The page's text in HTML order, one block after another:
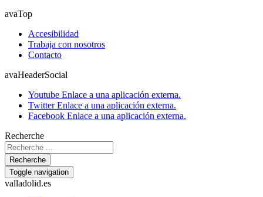
avaTop
Accesibilidad
Trabaja con nosotros
Contacto
avaHeaderSocial
Youtube Enlace a una aplicación externa.
TwitterEnlace a una aplicación externa.
Facebook Enlace a una aplicación externa.
Recherche
Recherche
Toggle navigation
valladolid.es